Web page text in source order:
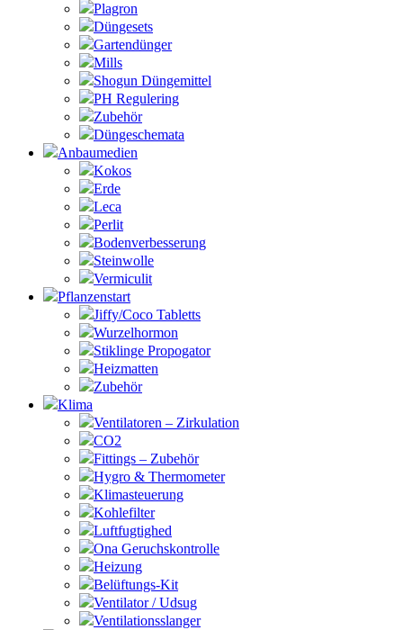
Plagron
Düngesets
Gartendünger
Mills
Shogun Düngemittel
PH Regulering
Zubehör
Düngeschemata
Anbaumedien
Kokos
Erde
Leca
Perlit
Bodenverbesserung
Steinwolle
Vermiculit
Pflanzenstart
Jiffy/Coco Tabletts
Wurzelhormon
Stiklinge Propogator
Heizmatten
Zubehör
Klima
Ventilatoren – Zirkulation
CO2
Fittings – Zubehör
Hygro & Thermometer
Klimasteuerung
Kohlefilter
Luftfugtighed
Ona Geruchskontrolle
Heizung
Belüftungs-Kit
Ventilator / Udsug
Ventilationsslanger